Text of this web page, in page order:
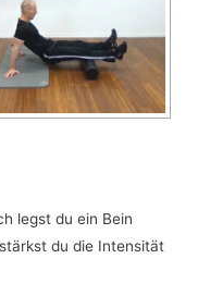
legst du ein Bein
du die Intensität